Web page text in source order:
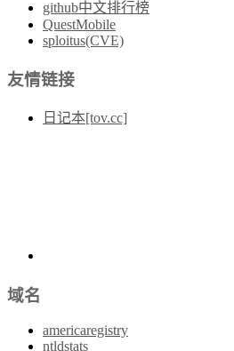
github中文排行榜
QuestMobile
sploitus(CVE)
友情链接
日记本[tov.cc]
域名
americaregistry
ntldstats